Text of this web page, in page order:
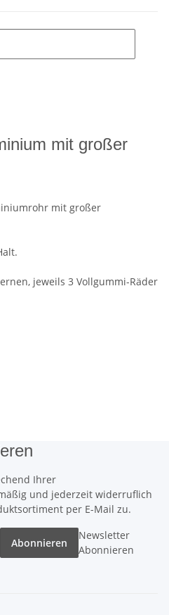
mit großer
mit großer
jeweils 3 Vollgummi-Räder
Ihrer
und jederzeit widerruflich
per E-Mail zu.
Abonnieren
Newsletter
Abonnieren